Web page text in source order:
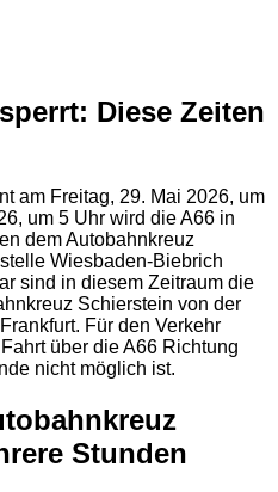
Diese Zeiten
am Freitag, 29. Mai 2026, um
um 5 Uhr wird die A66 in
dem Autobahnkreuz
Wiesbaden-Biebrich
sind in diesem Zeitraum die
Schierstein von der
Für den Verkehr
über die A66 Richtung
nicht möglich ist.
Stunden